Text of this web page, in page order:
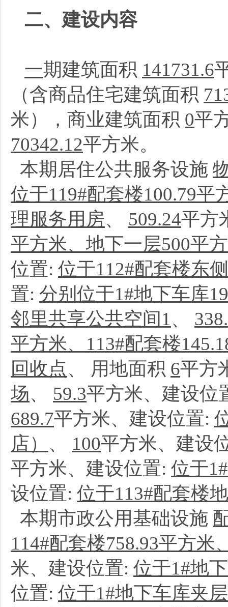
二、建设内容
一期建筑面积 141731.6
（含商品住宅建筑面积
米），商业建筑面积 0平
70342.12平方米。
本期居住公共服务设施
位于119#配套楼100.79平
理服务用房、 509.24平方
平方米、地下一层500平
位置: 位于112#配套楼东侧
置: 分别位于1#地下车库
邻里共享公共空间1、
平方米、113#配套楼
回收点、 用地面积 6平方
场、 59.3平方米、建设位
689.7平方米、建设位置:
店） 、 100平方米、建设
平方米、建设位置: 位于
设位置: 位于113#配套楼
本期市政公用基础设施
114#配套楼758.93平方米
米、建设位置: 位于1#地
位置: 位于1#地下车库夹层